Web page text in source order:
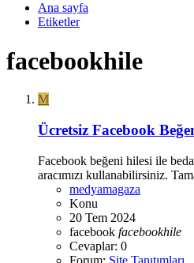
Ana sayfa
Etiketler
facebookhile
M
Ücretsiz Facebook
Facebook beğeni hilesi ile
aracımızı kullanabilirsiniz.
medyamagaza
Konu
20 Tem 2024
facebook facebookhile
Cevaplar: 0
Forum: Site Tanıtımları